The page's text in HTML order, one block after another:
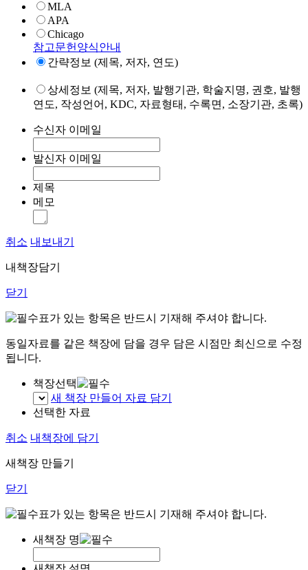
MLA
APA
Chicago
참고문헌양식안내
간략정보 (제목, 저자, 연도)
상세정보 (제목, 저자, 발행기관, 학술지명, 권호, 발행
연도, 작성언어, KDC, 자료형태, 수록면, 소장기관, 초록)
수신자 이메일
발신자 이메일
제목
메모
취소 내보내기
내책장담기
닫기
표가 있는 항목은 반드시 기재해 주셔야 합니다.
동일자료를 같은 책장에 담을 경우 담은 시점만 최신으로 수정
됩니다.
책장선택
새 책장 만들어 자료 담기
선택한 자료
취소 내책장에 담기
새책장 만들기
닫기
표가 있는 항목은 반드시 기재해 주셔야 합니다.
새책장 명